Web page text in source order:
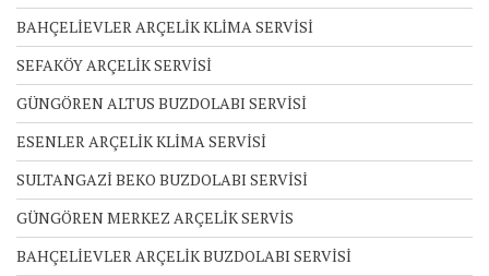
BAHÇELİEVLER ARÇELİK KLİMA SERVİSİ
SEFAKÖY ARÇELİK SERVİSİ
GÜNGÖREN ALTUS BUZDOLABI SERVİSİ
ESENLER ARÇELİK KLİMA SERVİSİ
SULTANGAZİ BEKO BUZDOLABI SERVİSİ
GÜNGÖREN MERKEZ ARÇELİK SERVİS
BAHÇELİEVLER ARÇELİK BUZDOLABI SERVİSİ